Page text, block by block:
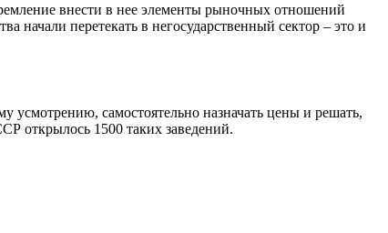
внести в нее элементы рыночных отношений
начали перетекать в негосударственный сектор – это и
усмотрению, самостоятельно назначать цены и решать,
открылось 1500 таких заведений.